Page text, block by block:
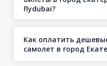
flydubai?
Как оплатить
самолет в город